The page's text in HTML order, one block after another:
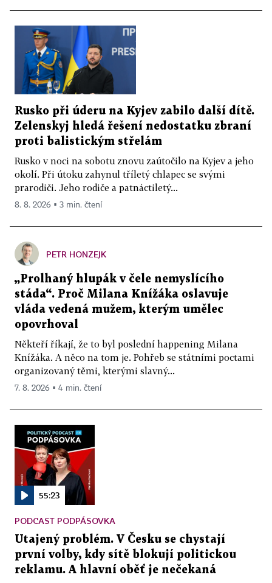
Rusko při úderu na Kyjev zabilo další dítě.
Zelenskyj hledá řešení nedostatku zbraní
proti balistickým střelám
Rusko v noci na sobotu znovu zaútočilo na Kyjev a jeho
okolí. Při útoku zahynul tříletý chlapec se svými
prarodiči. Jeho rodiče a patnáctiletý...
8. 8. 2026 ▪ 3 min. čtení
PETR HONZEJK
„Prolhaný hlupák v čele nemyslícího
stáda“. Proč Milana Knížáka oslavuje
vláda vedená mužem, kterým umělec
opovrhoval
Někteří říkají, že to byl poslední happening Milana
Knížáka. A něco na tom je. Pohřeb se státními poctami
organizovaný těmi, kterými slavný...
7. 8. 2026 ▪ 4 min. čtení
55:23
PODCAST PODPÁSOVKA
Utajený problém. V Česku se chystají
první volby, kdy sítě blokují politickou
reklamu. A hlavní oběť je nečekaná